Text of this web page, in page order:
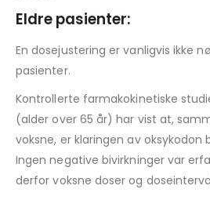
Eldre pasienter:
En dosejustering er vanligvis ikke
pasienter.
Kontrollerte farmakokinetiske
(alder over 65 år) har vist at,
voksne, er klaringen av oksykodon
Ingen negative bivirkninger var
derfor voksne doser og